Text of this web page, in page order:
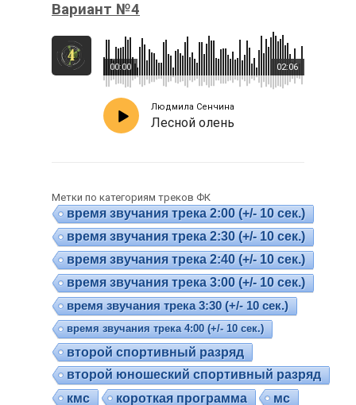
Вариант №4
02:06
00:00
Людмила Сенчина
Лесной олень
Метки по категориям треков ФК
время звучания трека 2:00 (+/- 10 сек.)
время звучания трека 2:30 (+/- 10 сек.)
время звучания трека 2:40 (+/- 10 сек.)
время звучания трека 3:00 (+/- 10 сек.)
время звучания трека 3:30 (+/- 10 сек.)
время звучания трека 4:00 (+/- 10 сек.)
второй спортивный разряд
второй юношеский спортивный разряд
кмс короткая программа мс